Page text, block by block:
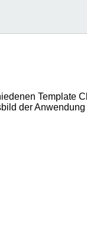
Template
der